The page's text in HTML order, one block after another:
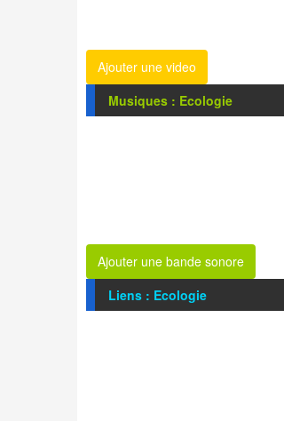
Ajouter une video
Musiques : Ecologie
Ajouter une bande sonore
Liens : Ecologie